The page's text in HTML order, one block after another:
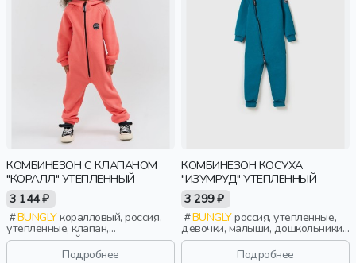
КОМБИНЕЗОН С КЛАПАНОМ
"КОРАЛЛ" УТЕПЛЕННЫЙ
3 144 ₽
BUNGLYкоралловый, россия,
утепленные, клапан,
повседневный, классика,
мальчики, малыши, дошкольники,
Подробнее
КОМБИНЕЗОН КОСУХА
"ИЗУМРУД" УТЕПЛЕННЫЙ
3 299 ₽
BUNGLYроссия, утепленные,
девочки, малыши, дошкольники,
дети
Подробнее